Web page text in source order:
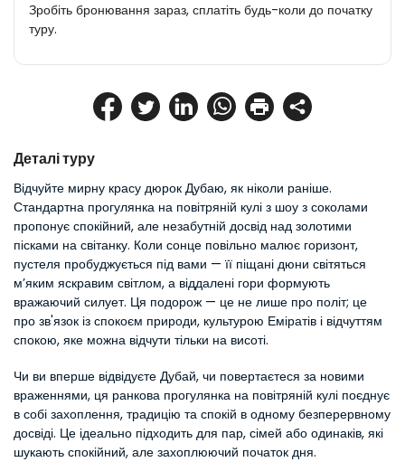
Деталі туру
Відчуйте мирну красу дюрок Дубаю, як ніколи раніше.
Стандартна прогулянка на повітряній кулі з шоу з соколами
пропонує спокійний, але незабутній досвід над золотими
пісками на світанку. Коли сонце повільно малює горизонт,
пустеля пробуджується під вами — її піщані дюни світяться
м’яким яскравим світлом, а віддалені гори формують
вражаючий силует. Ця подорож — це не лише про політ; це
про зв'язок із спокоєм природи, культурою Еміратів і відчуттям
спокою, яке можна відчути тільки на висоті.
Чи ви вперше відвідуєте Дубай, чи повертаєтеся за новими
враженнями, ця ранкова прогулянка на повітряній кулі поєднує
в собі захоплення, традицію та спокій в одному безперервному
досвіді. Це ідеально підходить для пар, сімей або одинаків, які
шукають спокійний, але захоплюючий початок дня.
Зробіть бронювання зараз, сплатіть будь-коли до початку
туру.